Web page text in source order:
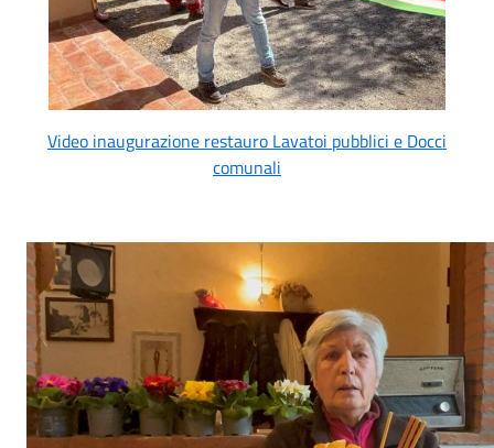
Video inaugurazione restauro Lavatoi pubblici e Docci
comunali